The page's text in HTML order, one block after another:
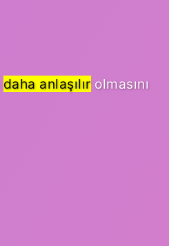
daha anlaşılır olmasını